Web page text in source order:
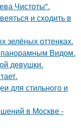
Чистоты".
и сходить в
зелёных оттенках.
панорамным Видом.
девушки.
для стильного и
в Москве -